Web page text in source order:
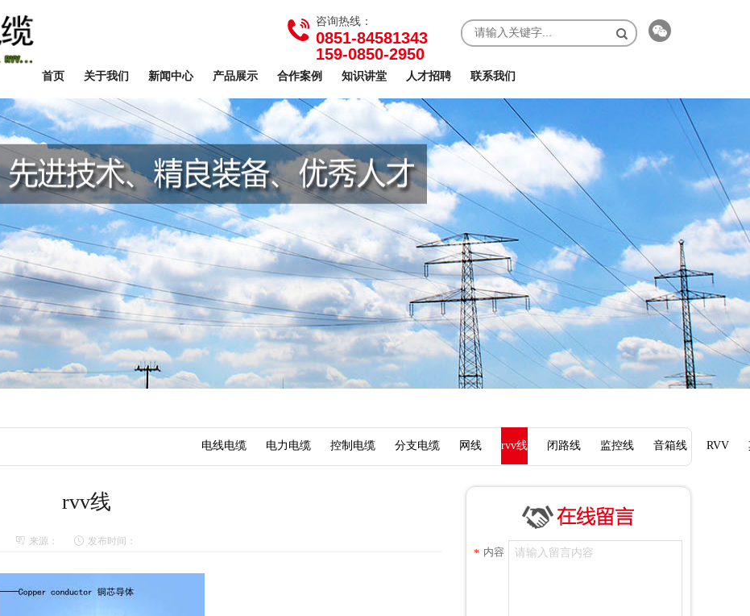
首页 关于我们 新闻中心 产品展示 合作案例 知识讲堂 人才招聘 联系我们
扫一扫关注我们
咨询热线：
0851-84581343
159-0850-2950
* 内容
电线电缆 电力电缆 控制电缆 分支电缆 网线 rvv线 闭路线 监控线 音箱线 RVV
rvv线
来源： 发布时间：